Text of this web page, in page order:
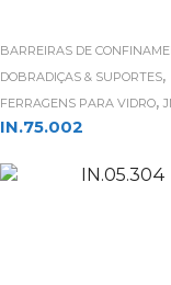
BARREIRAS DE
DOBRADIÇAS & SUPORTES,
FERRAGENS PARA VIDRO,
IN.75.002